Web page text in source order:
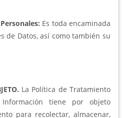
Es toda encaminada
de Datos, así como también su
La Política de Tratamiento
tiene por objeto
para recolectar, almacenar,